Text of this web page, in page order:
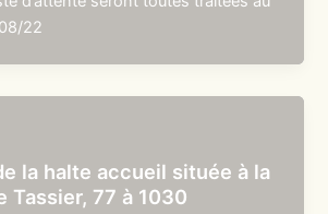
22
la halte accueil située à la
Tassier, 77 à 1030